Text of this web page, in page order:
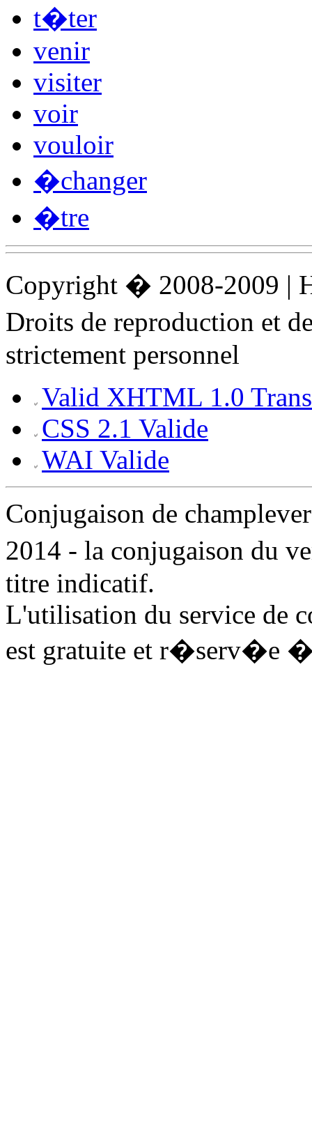
t�ter
venir
visiter
voir
vouloir
�changer
�tre
Copyright � 2008-2009 |
Droits de reproduction et
strictement personnel
Valid XHTML 1.0
CSS 2.1 Valide
WAI Valide
Conjugaison de
2014 - la conjugaison du
titre indicatif.
L'utilisation du service de
est gratuite et r�serv�e �